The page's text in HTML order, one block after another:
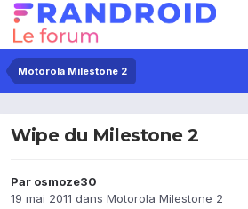
Motorola Milestone 2
Wipe du Milestone 2
Par osmoze30
19 mai 2011 dans Motorola Milestone 2